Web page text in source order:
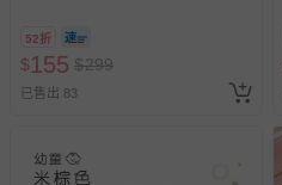
52折
$155 $299
已售出 83